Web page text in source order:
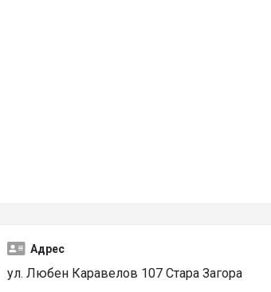
Адрес
ул. Любен Каравелов 107 Стара Загора